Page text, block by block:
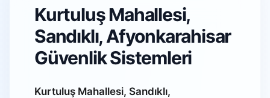
Kurtuluş Mahallesi,
Sandıklı, Afyonkarahisar
Güvenlik Sistemleri
Kurtuluş Mahallesi, Sandıklı,